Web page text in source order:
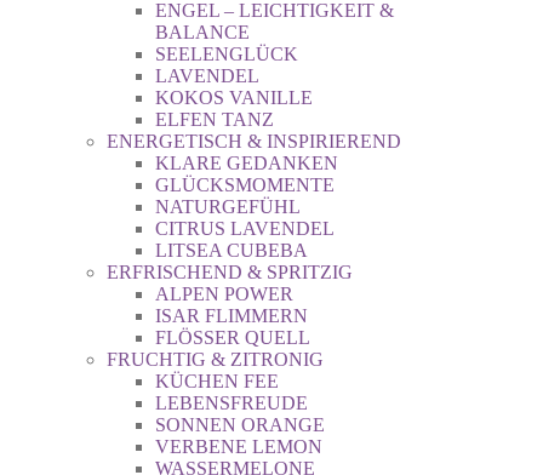
ENGEL – LEICHTIGKEIT &
BALANCE
SEELENGLÜCK
LAVENDEL
KOKOS VANILLE
ELFEN TANZ
ENERGETISCH & INSPIRIEREND
KLARE GEDANKEN
GLÜCKSMOMENTE
NATURGEFÜHL
CITRUS LAVENDEL
LITSEA CUBEBA
ERFRISCHEND & SPRITZIG
ALPEN POWER
ISAR FLIMMERN
FLÖSSER QUELL
FRUCHTIG & ZITRONIG
KÜCHEN FEE
LEBENSFREUDE
SONNEN ORANGE
VERBENE LEMON
WASSERMELONE